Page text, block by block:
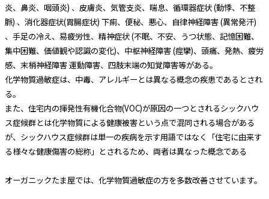
炎、鼻炎、咽頭炎) 、皮膚炎、気管支炎、喘息、循環器症状 (動悸、不整
脈) 、消化器症状(胃腸症状) 下痢、便秘、悪心、自律神経障害 (異常発汗)
、手足の冷え、易疲労性、精神症状 (不眠、不安、うつ状態、記憶困難、
集中困難、価値観や認識の変化)、中枢神経障害 (痙攣)、頭痛、発熱、疲労
感、末梢神経障害 運動障害、四肢末端の知覚障害等がある。
化学物質過敏症は、中毒、アレルギーとは異なる概念の疾患であるとされ
る。
また、住宅内の揮発性有機化合物(VOC)が原因の一つとされるシックハウ
ス症候群とは化学物質による健康被害という点で混同される場合がある
が、シックハウス症候群は単一の疾病を示す用語ではなく「住宅に由来す
る様々な健康傷害の総称」とされるため、両者は異なった概念である
オーガニックたま屋では、化学物質過敏症の方を多数改善させています。